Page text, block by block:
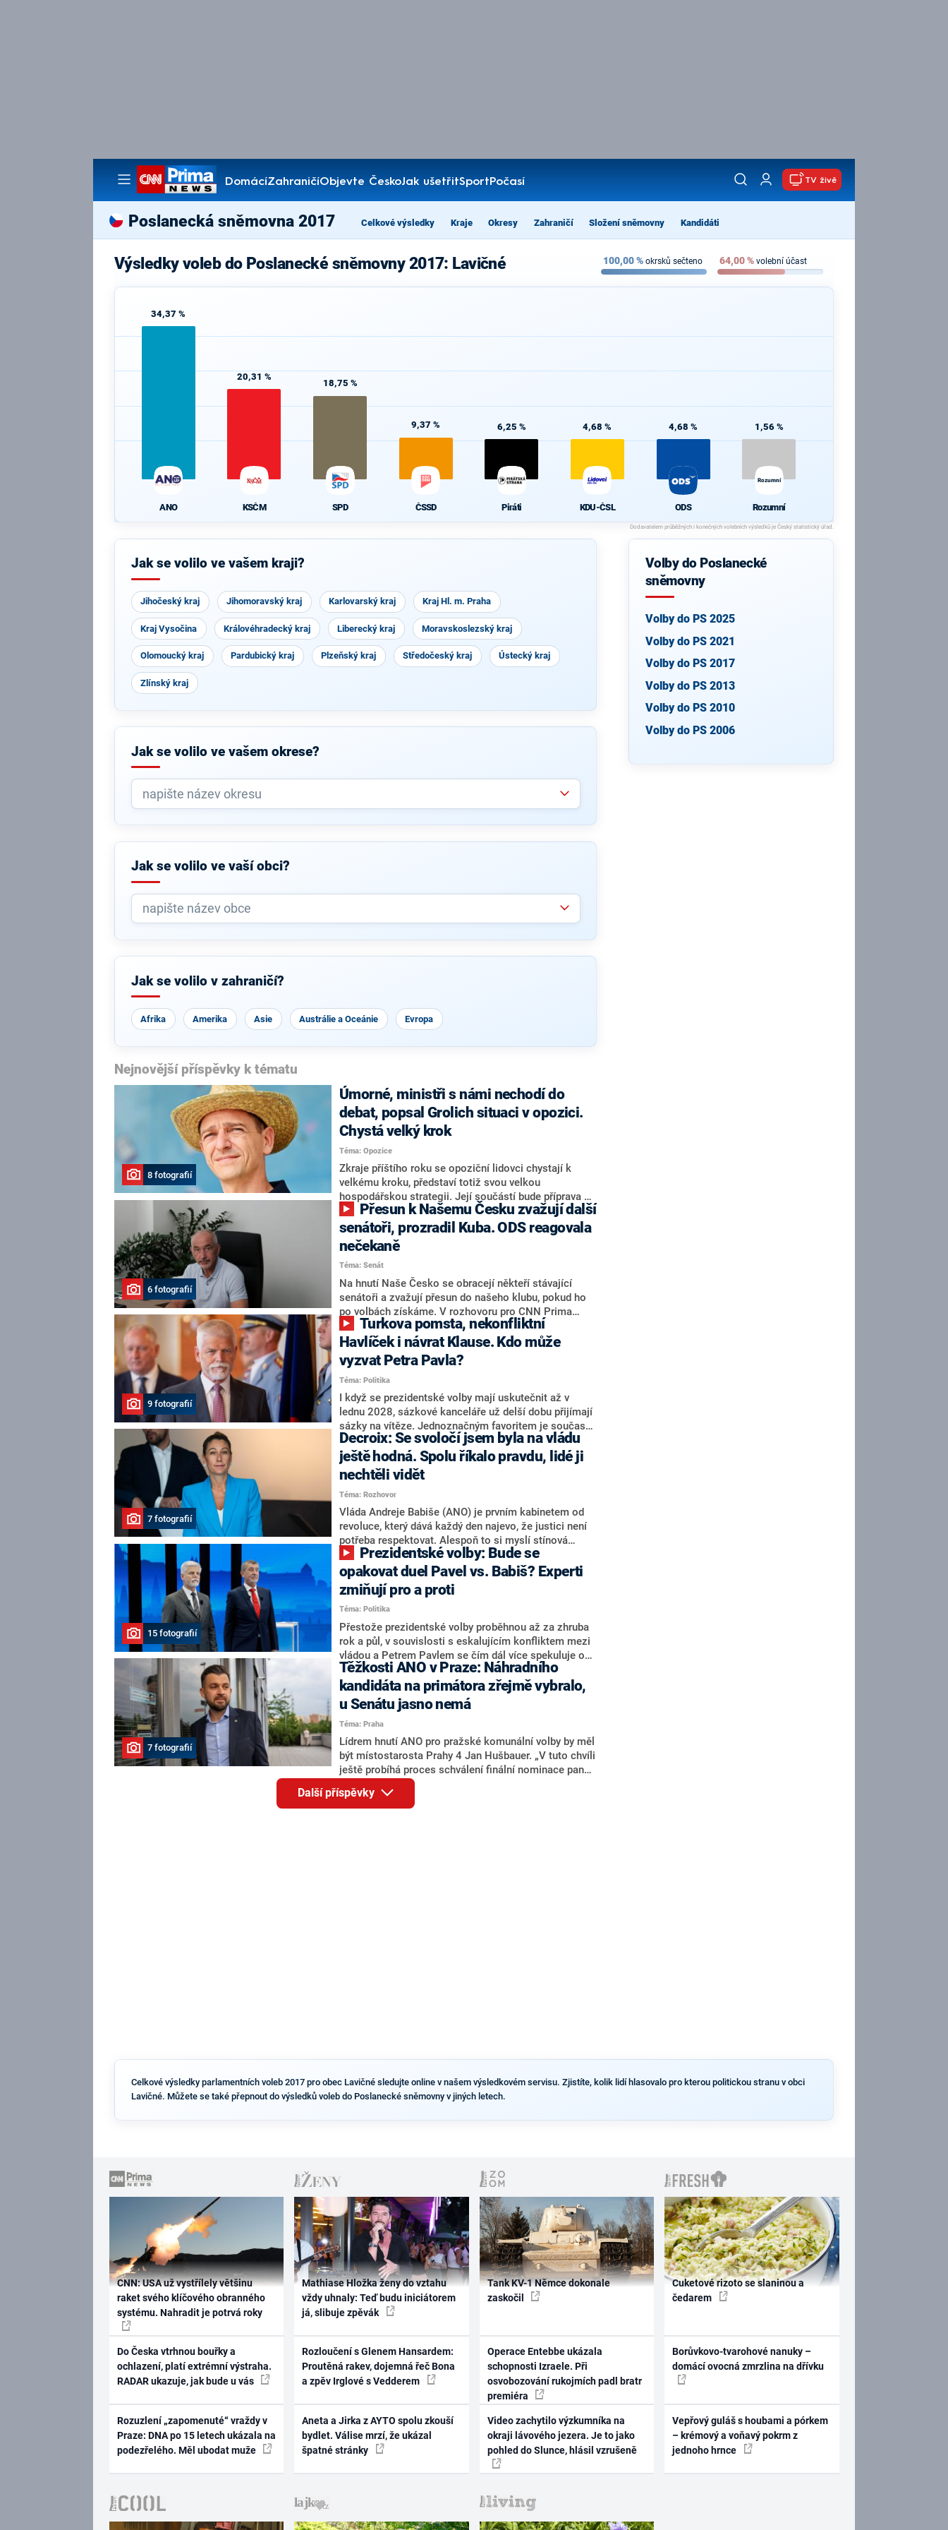
DomácíZahraničíObjevte ČeskoJak ušetřitSportPočasí
Pořady
TV živě
Poslanecká sněmovna 2017 Celkové výsledky Kraje Okresy Zahraničí Složení sněmovny Kandidáti
Výsledky voleb do Poslanecké sněmovny 2017: Lavičné 100,00% okrsků sečteno 64,00% volební účast
34,37 %
ANO
20,31 %
KSČM
18,75 %
SPD
9,37 %
ČSSD
6,25 %
Piráti
4,68 %
KDU-ČSL
4,68 %
ODS
1,56 %
Rozumní
Rozumní
Jak se volilo ve vašem kraji?
Jihočeský kraj Jihomoravský kraj Karlovarský kraj Kraj Hl. m. Praha
Kraj Vysočina Královéhradecký kraj Liberecký kraj Moravskoslezský kraj
Olomoucký kraj Pardubický kraj Plzeňský kraj Středočeský kraj Ústecký kraj
Zlínský kraj
Jak se volilo ve vašem okrese?
Jak se volilo ve vaší obci?
Jak se volilo v zahraničí?
Afrika Amerika Asie Austrálie a Oceánie Evropa
Nejnovější příspěvky k tématu
8 fotografií
Úmorné, ministři s námi nechodí do
debat, popsal Grolich situaci v opozici.
Chystá velký krok
Téma: Opozice
Zkraje příštího roku se opoziční lidovci chystají k
velkému kroku, představí totiž svou velkou
hospodářskou strategii. Její součástí bude příprava na
stárnutí populace, řekl ve středu na setkání s novináři
nový předseda lidovců Jan Grolich. Ten zároveň v
senátních volbách kandiduje ve Vyškově. Popsal i
aktivitu opozice, o níž vládní strany nebo političtí
komentátoři mluví jako o slabé a v defenzivě. „Je to
úmorná práce upozorňovat na chyby vlády. Ministři s
námi navíc nechodí do debat. Chceme ale ukazovat
svoje témata,“ odpověděl Grolich na dotaz CNN Prima
NEWS.
6 fotografií
senátoři, prozradil Kuba. ODS reagovala
nečekaně
Téma: Senát
Na hnutí Naše Česko se obracejí někteří stávající
senátoři a zvažují přesun do našeho klubu, pokud ho
po volbách získáme. V rozhovoru pro CNN Prima
NEWS to řekl zakladatel hnutí a jihočeský hejtman
Martin Kuba. Konkrétní nebyl, ale získat by takto mohl
například senátora Zdeňka Hrabu, který je dnes
součástí klubu ODS a TOP 09. Hraba to na dotaz
redakce nevyloučil. Předseda klubu senátorů ODS
Zdeněk Nytra redakci řekl, že počítá s odchodem
některých senátorů z klubu a že Naše Česko není
nepřítel, ale soupeř.
9 fotografií
Havlíček i návrat Klause. Kdo může
vyzvat Petra Pavla?
Téma: Politika
I když se prezidentské volby mají uskutečnit až v
lednu 2028, sázkové kanceláře už delší dobu přijímají
sázky na vítěze. Jednoznačným favoritem je současná
hlava státu Petr Pavel. Daleko za ním pak bookmakeři
zmiňují dva výrazné politiky ANO, tedy premiéra
Andreje Babiše a ministra průmyslu Karla Havlíčka.
Oblíbeným tipem samotných sázkařů je poslanec za
Motoristy Filip Turek. Politolog Jan Kubáček nicméně
o případné kandidatuře kohokoliv ze zmíněné trojice
značně pochybuje. Podle něj současná koalice dosud
nemá osobu, která by Pavlovi mohla konkurovat.
7 fotografií
Decroix: Se svoločí jsem byla na vládu
ještě hodná. Spolu říkalo pravdu, lidé ji
nechtěli vidět
Téma: Rozhovor
Vláda Andreje Babiše (ANO) je prvním kabinetem od
revoluce, který dává každý den najevo, že justici není
potřeba respektovat. Alespoň to si myslí stínová
ministryně spravedlnosti ODS Eva Decroix. V
rozhovoru pro CNN Prima NEWS si nebrala servítky
ohledně politického výkonu svého nástupce Jeronýma
Tejce (za ANO) či vládní zmocněnkyně pro lidská
práva Taťány Malé (ANO). Označením „svoloč“ na
adresu vlády prý byla ještě hodná. Decroix se také
vrátila k volební porážce koalice Spolu či promluvila o
hnutí Naše Česko Martina Kuby.
15 fotografií
opakovat duel Pavel vs. Babiš? Experti
zmiňují pro a proti
Téma: Politika
Přestože prezidentské volby proběhnou až za zhruba
rok a půl, v souvislosti s eskalujícím konfliktem mezi
vládou a Petrem Pavlem se čím dál více spekuluje o
tom, koho by do bitvy o Hrad mohla vyslat současná
koalice. Někteří političtí komentátoři znovu vytahují
jméno premiéra Andreje Babiše (ANO). Jak moc je
pravděpodobné, že se v prezidentských volbách 2028
bude znovu opakovat souboj z roku 2023?
7 fotografií
Těžkosti ANO v Praze: Náhradního
kandidáta na primátora zřejmě vybralo,
u Senátu jasno nemá
Téma: Praha
Lídrem hnutí ANO pro pražské komunální volby by měl
být místostarosta Prahy 4 Jan Hušbauer. „V tuto chvíli
ještě probíhá proces schválení finální nominace pana
Jana Hušbauera Výborem hnutí ANO,“ uvedl pro
redakci místopředseda pražského ANO Martin
Benkovič. O Hušbauerovi se spekulovalo jako o
Další příspěvky
Volby do Poslanecké
sněmovny
Volby do PS 2025
Volby do PS 2021
Volby do PS 2017
Volby do PS 2013
Volby do PS 2010
Volby do PS 2006
Celkové výsledky parlamentních voleb 2017 pro obec Lavičné sledujte online v našem výsledkovém servisu. Zjistíte, kolik lidí hlasovalo pro kterou politickou stranu v obci
Lavičné. Můžete se také přepnout do výsledků voleb do Poslanecké sněmovny v jiných letech.
CNN: USA už vystřílely většinu
raket svého klíčového obranného
systému. Nahradit je potrvá roky
Do Česka vtrhnou bouřky a
ochlazení, platí extrémní výstraha.
RADAR ukazuje, jak bude u vás
Rozuzlení „zapomenuté“ vraždy v
Praze: DNA po 15 letech ukázala na
podezřelého. Měl ubodat muže
Mathiase Hložka ženy do vztahu
vždy uhnaly: Teď budu iniciátorem
já, slibuje zpěvák
Rozloučení s Glenem Hansardem:
Proutěná rakev, dojemná řeč Bona
a zpěv Irglové s Vedderem
Aneta a Jirka z AYTO spolu zkouší
bydlet. Válise mrzí, že ukázal
špatné stránky
Tank KV-1 Němce dokonale
zaskočil
Operace Entebbe ukázala
schopnosti Izraele. Při
osvobozování rukojmích padl bratr
premiéra
Video zachytilo výzkumníka na
okraji lávového jezera. Je to jako
pohled do Slunce, hlásil vzrušeně
Cuketové rizoto se slaninou a
čedarem
Borůvkovo-tvarohové nanuky –
domácí ovocná zmrzlina na dřívku
Vepřový guláš s houbami a pórkem
– krémový a voňavý pokrm z
jednoho hrnce